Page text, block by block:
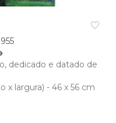
favorite_border
dedicado e datado de
x largura) - 46 x 56 cm